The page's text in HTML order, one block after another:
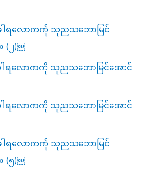
ခါရလောကကို သုညသဘောမြင်
(၂)￼
ခါရလောကကို သုညသဘောမြင်အောင်
ခါရလောကကို သုညသဘောမြင်အောင်
ခါရလောကကို သုညသဘောမြင်
(၅)￼